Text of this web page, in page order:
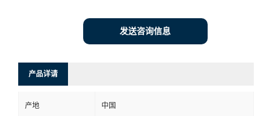
发送咨询信息
产品详请
产地 中国